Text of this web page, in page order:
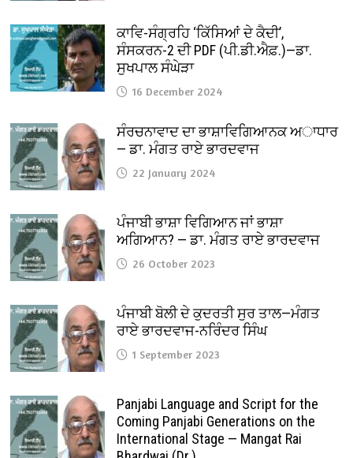
ਕਾਵਿ-ਸੰਗ੍ਰਹਿ ‘ਕਿੱਸਿਆਂ ਦੇ ਕੈਦੀ’,
ਸੰਸਕਰਨ-2 ਦੀ PDF (ਪੀ.ਡੀ.ਐਫ਼.)—ਡਾ.
ਸੁਖਪਾਲ ਸੰਘੇੜਾ
16 December 2024
ਸੰਰਚਨਾਵਾਦ ਦਾ ਭਾਸ਼ਾਵਿਗਿਆਨਕ ਅਾਧਾਰ
— ਡਾ. ਮੰਗਤ ਰਾਏ ਭਾਰਦਵਾਜ
22 January 2024
ਪੰਜਾਬੀ ਭਾਸ਼ਾ ਵਿਗਿਆਨ ਜਾਂ ਭਾਸ਼ਾ
ਅਗਿਆਨ? — ਡਾ. ਮੰਗਤ ਰਾਏ ਭਾਰਦਵਾਜ
26 October 2023
ਪੰਜਾਬੀ ਬੋਲੀ ਦੇ ਕੁਦਰਤੀ ਸੁਰ ਤਾਲ—ਮੰਗਤ
ਰਾਏ ਭਾਰਦਵਾਜ-ਨਰਿੰਦਰ ਸਿੰਘ
1 September 2023
Panjabi Language and Script for the
Coming Panjabi Generations on the
International Stage — Mangat Rai